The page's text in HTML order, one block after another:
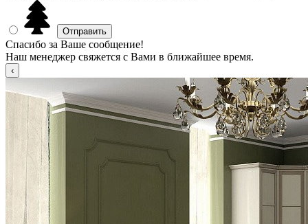
Спасибо за Ваше сообщение!
Наш менеджер свяжется с Вами в ближайшее время.